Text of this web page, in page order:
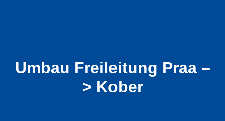
Umbau Freileitung Praa –
> Kober